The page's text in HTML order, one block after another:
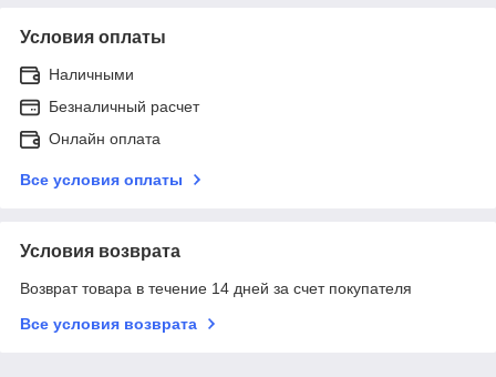
Условия оплаты
Наличными
Безналичный расчет
Онлайн оплата
Все условия оплаты
Условия возврата
Возврат товара в течение 14 дней за счет покупателя
Все условия возврата